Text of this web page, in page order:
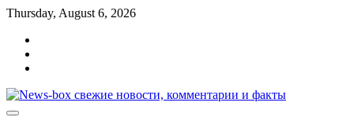
Перейти
содержимому
Thursday, August 6, 2026